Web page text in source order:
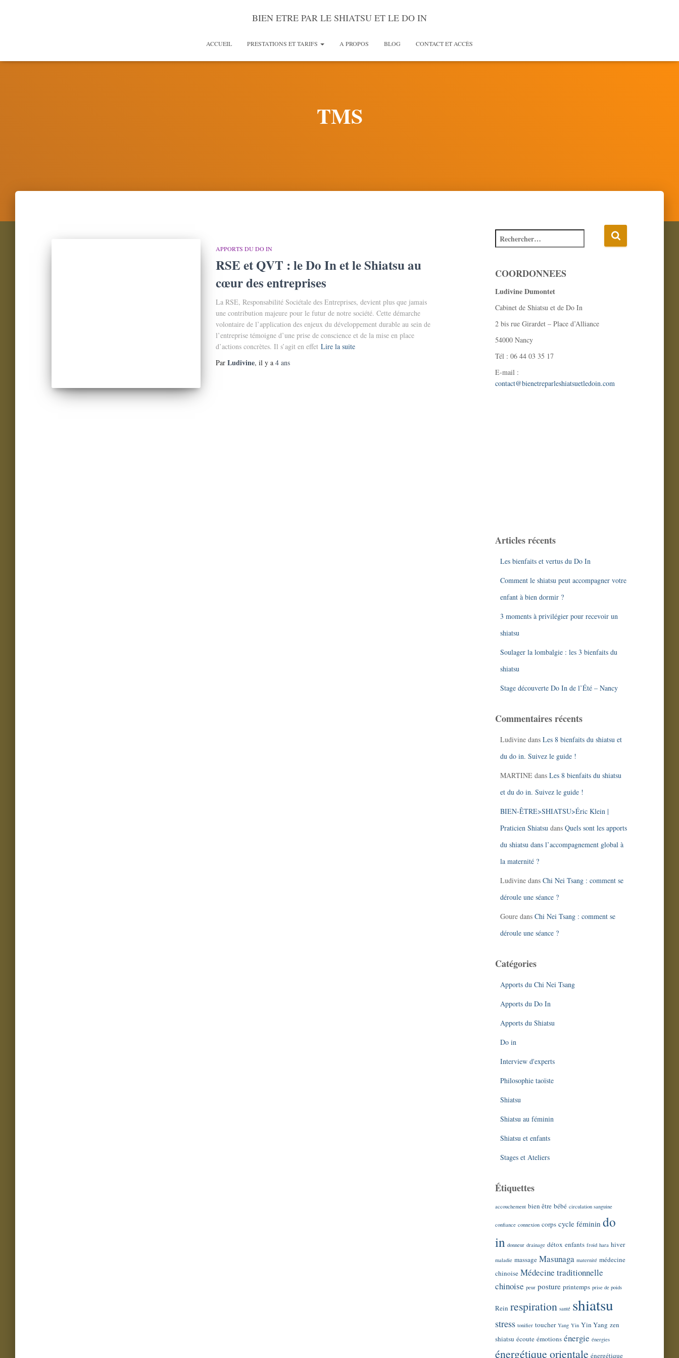
BIEN ETRE PAR LE SHIATSU ET LE DO IN
ACCUEIL PRESTATIONS ET TARIFS A PROPOS BLOG CONTACT ET ACCÈS
TMS
APPORTS DU DO IN
RSE et QVT : le Do In et le Shiatsu au
cœur des entreprises
La RSE, Responsabilité Sociétale des Entreprises, devient plus que jamais
une contribution majeure pour le futur de notre société. Cette démarche
volontaire de l’application des enjeux du développement durable au sein de
l’entreprise témoigne d’une prise de conscience et de la mise en place
d’actions concrètes. Il s’agit en effet Lire la suite
Par Ludivine, il y a 4 ans
COORDONNEES
Ludivine Dumontet
Cabinet de Shiatsu et de Do In
2 bis rue Girardet – Place d’Alliance
54000 Nancy
Tél : 06 44 03 35 17
E-mail :
contact@bienetreparleshiatsuetledoin.com
Articles récents
Les bienfaits et vertus du Do In
Comment le shiatsu peut accompagner votre
enfant à bien dormir ?
3 moments à privilégier pour recevoir un
shiatsu
Soulager la lombalgie : les 3 bienfaits du
shiatsu
Stage découverte Do In de l’Été – Nancy
Commentaires récents
Ludivinedans Les 8 bienfaits du shiatsu et
du do in. Suivez le guide !
MARTINEdans Les 8 bienfaits du shiatsu
et du do in. Suivez le guide !
BIEN-ÊTRE>SHIATSU>Éric Klein |
Praticien Shiatsudans Quels sont les apports
du shiatsu dans l’accompagnement global à
la maternité ?
Ludivinedans Chi Nei Tsang : comment se
déroule une séance ?
Gouredans Chi Nei Tsang : comment se
déroule une séance ?
Catégories
Apports du Chi Nei Tsang
Apports du Do In
Apports du Shiatsu
Do in
Interview d'experts
Philosophie taoïste
Shiatsu
Shiatsu au féminin
Shiatsu et enfants
Stages et Ateliers
Étiquettes
accouchement bien être bébé circulation sanguine
confiance connexion corps cycle féminin do
in donneur drainage détox enfants froid hara hiver
maladie massage Masunaga maternité médecine
chinoise Médecine traditionnelle
chinoise peur posture printemps prise de poids
Rein respiration santé shiatsu
stress tonifier toucher Yang Yin Yin Yang zen
shiatsu écoute émotions énergie énergies
énergétique orientale énergétique